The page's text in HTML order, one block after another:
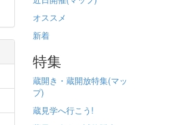
オススメ
新着
特集
蔵開き・蔵開放特集(マッ
プ)
蔵見学へ行こう!